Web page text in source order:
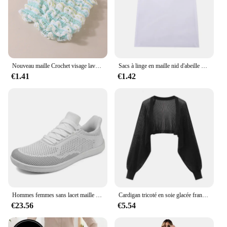
€1.41 €1.42
€23.56
Cardigan tricoté en soie glacée française, résistant au soleil, veste fine d'été pour femmes, gilet, jupe à bretelles, châle, chemisier assorti extérieur
€5.54